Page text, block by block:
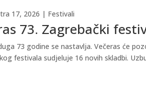
73. Zagrebački
tra 17, 2026 | Festivali
73 godine se nastavlja. Večeras će
festivala sudjeluje 16 novih skladbi.